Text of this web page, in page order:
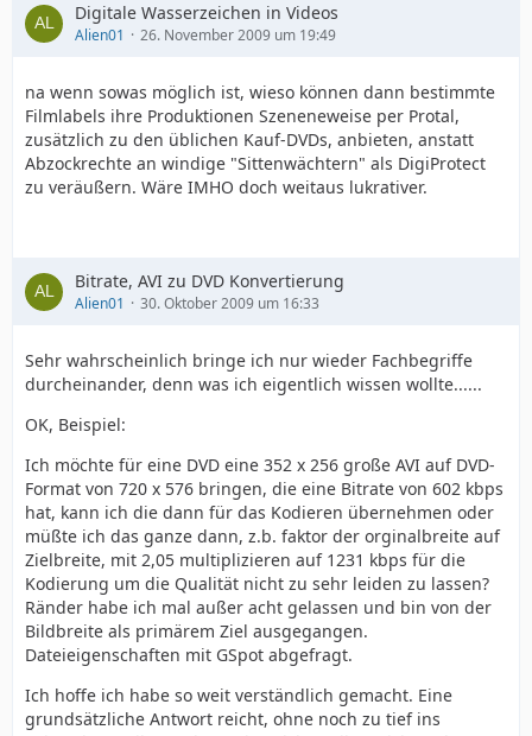
Digitale Wasserzeichen in Videos
Alien01 26. November 2009 um 19:49
na wenn sowas möglich ist, wieso können dann bestimmte
Filmlabels ihre Produktionen Szeneneweise per Protal,
zusätzlich zu den üblichen Kauf-DVDs, anbieten, anstatt
Abzockrechte an windige "Sittenwächtern" als DigiProtect
zu veräußern. Wäre IMHO doch weitaus lukrativer.
Bitrate, AVI zu DVD Konvertierung
Alien01 30. Oktober 2009 um 16:33
Sehr wahrscheinlich bringe ich nur wieder Fachbegriffe
durcheinander, denn was ich eigentlich wissen wollte......
OK, Beispiel:
Ich möchte für eine DVD eine 352 x 256 große AVI auf DVD-
Format von 720 x 576 bringen, die eine Bitrate von 602 kbps
hat, kann ich die dann für das Kodieren übernehmen oder
müßte ich das ganze dann, z.b. faktor der orginalbreite auf
Zielbreite, mit 2,05 multiplizieren auf 1231 kbps für die
Kodierung um die Qualität nicht zu sehr leiden zu lassen?
Ränder habe ich mal außer acht gelassen und bin von der
Bildbreite als primärem Ziel ausgegangen.
Dateieigenschaften mit GSpot abgefragt.
Ich hoffe ich habe so weit verständlich gemacht. Eine
grundsätzliche Antwort reicht, ohne noch zu tief ins